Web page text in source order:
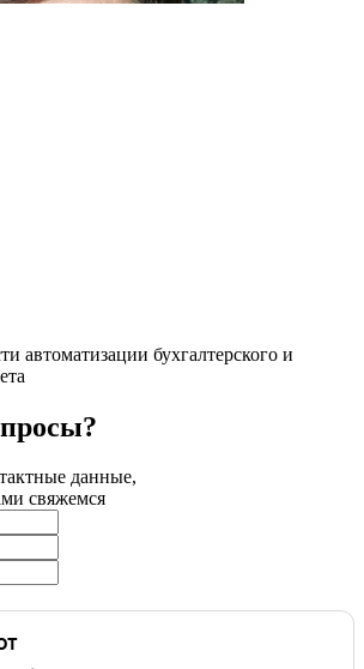
автоматизации бухгалтерского и
данные,
свяжемся